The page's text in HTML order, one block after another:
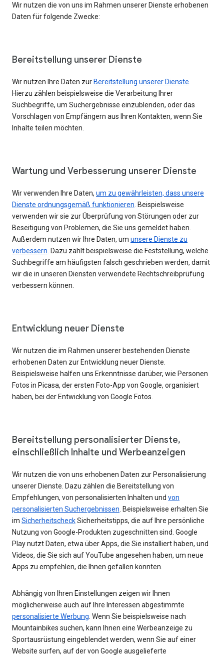
Wir nutzen die von uns im Rahmen unserer Dienste erhobenen
Daten für folgende Zwecke:
Bereitstellung unserer Dienste
Wir nutzen Ihre Daten zur Bereitstellung unserer Dienste
Hierzu zählen beispielsweise die Verarbeitung Ihrer
Suchbegriffe, um Suchergebnisse einzublenden, oder das
Vorschlagen von Empfängern aus Ihren Kontakten, wenn Sie
Inhalte teilen möchten.
Wartung und Verbesserung unserer Dienste
Wir verwenden Ihre Daten, um zu gewährleisten, dass unsere
Dienste ordnungsgemäß funktionieren . Beispielsweise
verwenden wir sie zur Überprüfung von Störungen oder zur
Beseitigung von Problemen, die Sie uns gemeldet haben.
Außerdem nutzen wir Ihre Daten, um unsere Dienste zu
verbessern . Dazu zählt beispielsweise die Feststellung, welche
Suchbegriffe am häufigsten falsch geschrieben werden, damit
wir die in unseren Diensten verwendete Rechtschreibprüfung
verbessern können.
Entwicklung neuer Dienste
Wir nutzen die im Rahmen unserer bestehenden Dienste
erhobenen Daten zur Entwicklung neuer Dienste.
Beispielsweise halfen uns Erkenntnisse darüber, wie Personen
Fotos in Picasa, der ersten Foto-App von Google, organisiert
haben, bei der Entwicklung von Google Fotos.
Bereitstellung personalisierter Dienste,
einschließlich Inhalte und Werbeanzeigen
Wir nutzen die von uns erhobenen Daten zur Personalisierung
unserer Dienste. Dazu zählen die Bereitstellung von
Empfehlungen, von personalisierten Inhalten und von
personalisierten Suchergebnissen . Beispielsweise erhalten Sie
im SicherheitscheckSicherheitstipps, die auf Ihre persönliche
Nutzung von Google-Produkten zugeschnitten sind. Google
Play nutzt Daten, etwa über Apps, die Sie installiert haben, und
Videos, die Sie sich auf YouTube angesehen haben, um neue
Apps zu empfehlen, die Ihnen gefallen könnten.
Abhängig von Ihren Einstellungen zeigen wir Ihnen
möglicherweise auch auf Ihre Interessen abgestimmte
personalisierte Werbung . Wenn Sie beispielsweise nach
Mountainbikes suchen, kann Ihnen eine Werbeanzeige zu
Sportausrüstung eingeblendet werden, wenn Sie auf einer
Website surfen, auf der von Google ausgelieferte